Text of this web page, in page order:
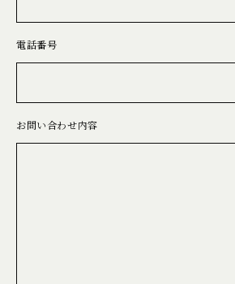
電話番号
お問い合わせ内容